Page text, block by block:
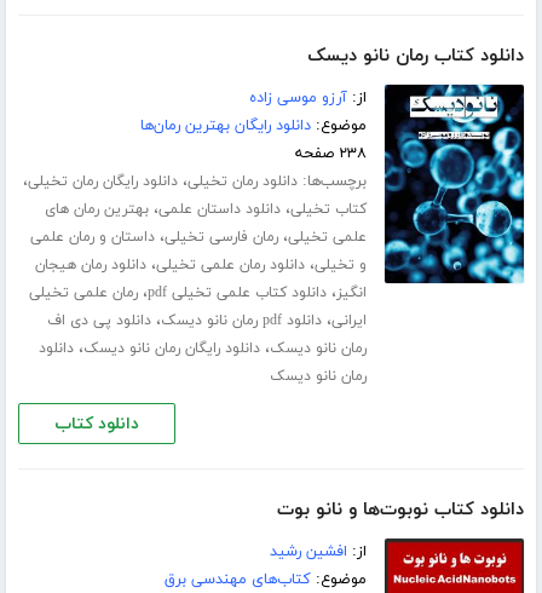
دانلود کتاب رمان نانو دیسک
از:آرزو موسی زاده
موضوع:دانلود رایگان بهترین رمان‌ها
۲۳۸ صفحه
برچسب‌ها:دانلود رمان تخیلی،دانلود رایگان رمان تخیلی،
کتاب تخیلی،دانلود داستان علمی،بهترین رمان های
علمی تخیلی،رمان فارسی تخیلی،داستان و رمان علمی
و تخیلی،دانلود رمان علمی تخیلی،دانلود رمان هیجان
انگیز،دانلود کتاب علمی تخیلی pdf ،رمان علمی تخیلی
ایرانی،دانلود pdf رمان نانو دیسک ،دانلود پی دی اف
رمان نانو دیسک،دانلود رایگان رمان نانو دیسک،دانلود
رمان نانو دیسک
دانلود کتاب
دانلود کتاب نوبوت‌ها و نانو بوت
از: افشین رشید
موضوع:کتاب‌های مهندسی برق